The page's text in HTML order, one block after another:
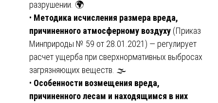
разрушении. 🌍
• Методика исчисления размера вреда,
причиненного атмосферному воздуху (Приказ
Минприроды № 59 от 28.01.2021) — регулирует
расчет ущерба при сверхнормативных выбросах
загрязняющих веществ. 🌫️
• Особенности возмещения вреда,
причиненного лесам и находящимся в них